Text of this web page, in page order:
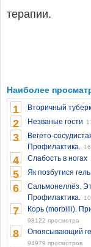
терапии.
Наиболее
1 Вторичный
2 Незваные гости
3
Вегето-
Профилактика.
4 Слабость в ногах
5 Як позбутися
6
Сальмонеллёз.
Профилактика.
7 Корь (morbilli).
98122 просмотра
8 Опоясывающий
94979 просмотров